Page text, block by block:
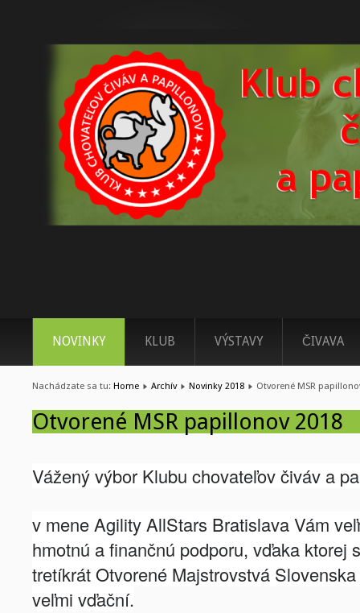
NOVINKY KLUB VÝSTAVY ČIVAVA
Nachádzate sa tu: Home Archív Novinky 2018 Otvorené MSR
Otvorené MSR papillonov 2018
Vážený výbor Klubu chovateľov čiváv a
v mene Agility AllStars Bratislava Vám
hmotnú a finančnú podporu, vďaka ktorej
tretíkrát Otvorené Majstrovstvá
veľmi vďační.